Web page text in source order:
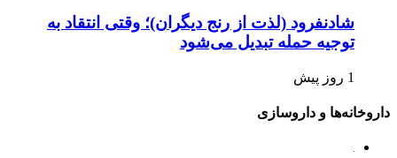
شادنفرود (لذت از رنج دیگران)؛ وقتی انتقاد به
توجیه حمله تبدیل می‌شود
1 روز پیش
داروخانه‌ها و داروسازی